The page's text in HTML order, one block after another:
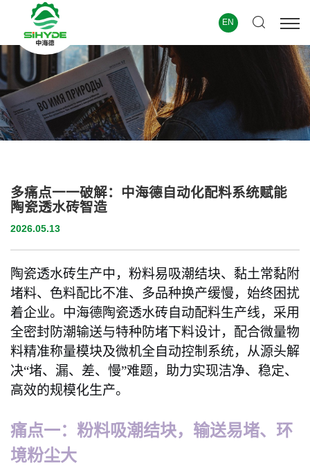
EN
多痛点一一破解：中海德自动化配料系统赋能
陶瓷透水砖智造
2026.05.13
陶瓷透水砖生产中，粉料易吸潮结块、黏土常黏附
堵料、色料配比不准、多品种换产缓慢，始终困扰
着企业。中海德陶瓷透水砖自动配料生产线，采用
全密封防潮输送与特种防堵下料设计，配合微量物
料精准称量模块及微机全自动控制系统，从源头解
决“堵、漏、差、慢”难题，助力实现洁净、稳定、
高效的规模化生产。
痛点一：粉料吸潮结块，输送易堵、环
境粉尘大